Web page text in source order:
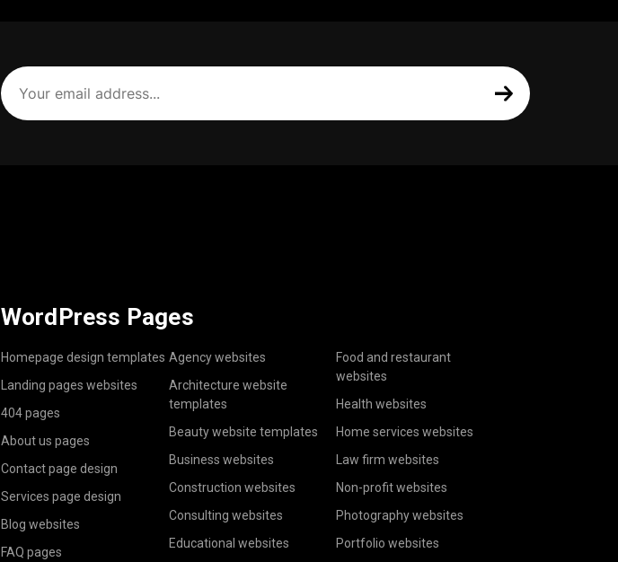
Your
email
address
(Required)
WordPress Pages
Homepage design templates
Landing pages websites
404 pages
About us pages
Contact page design
Services page design
Blog websites
FAQ pages
Agency websites
Architecture website
templates
Beauty website templates
Business websites
Construction websites
Consulting websites
Educational websites
Food and restaurant
websites
Health websites
Home services websites
Law firm websites
Non-profit websites
Photography websites
Portfolio websites